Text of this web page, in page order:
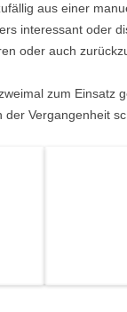
aus einer
interessant oder
oder auch
zum Einsatz
der Vergangenheit